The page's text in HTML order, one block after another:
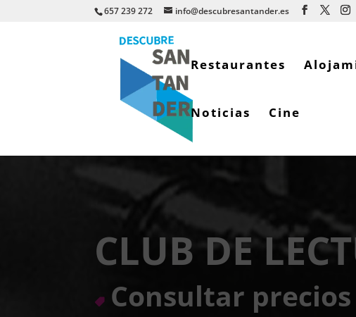
657 239 272 info@descubresantander.es
Restaurantes
Noticias Cine
CLUB DE
Consultar precios